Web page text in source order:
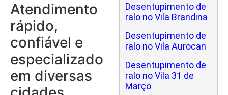
Atendimento
rápido,
confiável e
especializado
em diversas
Desentupimento de
ralo no Vila Brandina
Desentupimento de
ralo no Vila Aurocan
Desentupimento de
ralo no Vila 31 de
Março